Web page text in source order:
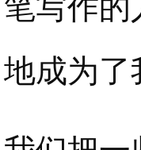
笔写作的
地成为了